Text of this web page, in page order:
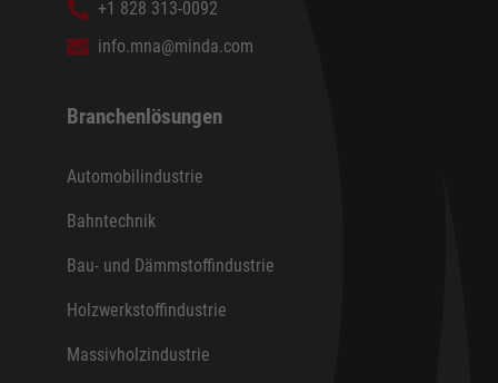
+1 828 313-0092
info.mna@minda.com
Branchenlösungen
Automobilindustrie
Bahntechnik
Bau- und Dämmstoffindustrie
Holzwerkstoffindustrie
Massivholzindustrie